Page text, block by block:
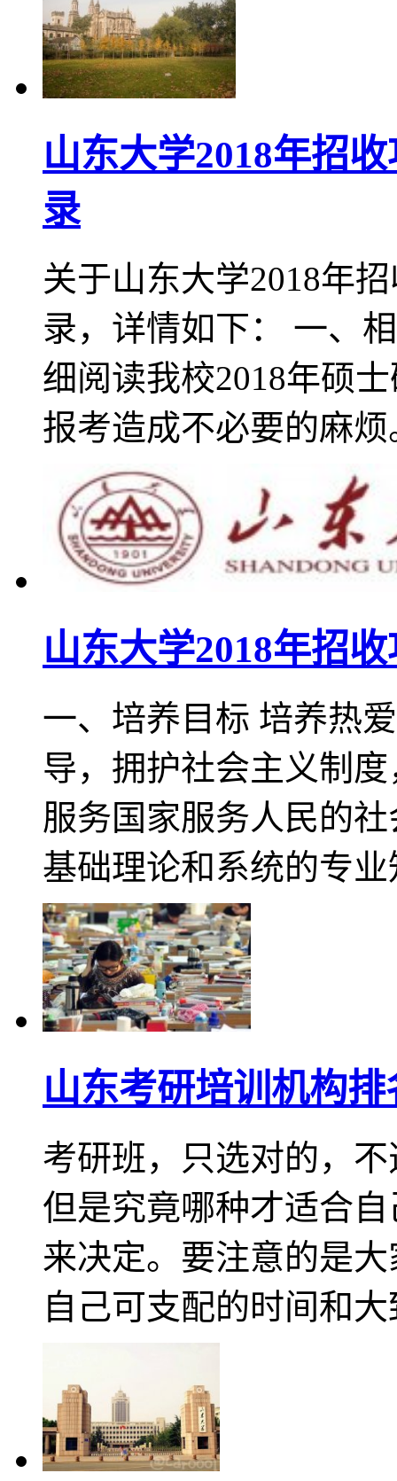
山东大学2018年招
录
关于山东大学2018年
录，详情如下： 一、
细阅读我校2018年硕
报考造成不必要的麻烦
山东大学2018年招
一、培养目标 培养热
导，拥护社会主义制
服务国家服务人民的
基础理论和系统的专
山东考研培训机构排
考研班，只选对的，
但是究竟哪种才适合
来决定。要注意的是
自己可支配的时间和